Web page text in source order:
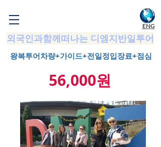
ENG
외국인과함께떠나는 디엠지반일투어
왕복투어차량+가이드+전일정입장료+점심
56,000원